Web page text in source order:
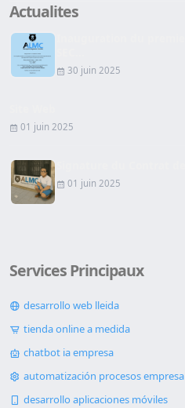
Actualites
30 juin 2025
01 juin 2025
01 juin 2025
Services Principaux
desarrollo web lleida
tienda online a medida
chatbot ia empresa
automatización procesos empresa
desarrollo aplicaciones móviles